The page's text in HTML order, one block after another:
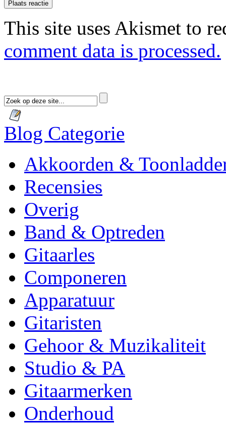
This site uses Akismet to
comment data is processed.
Blog Categorie
Akkoorden &
Recensies
Overig
Band & Optreden
Gitaarles
Componeren
Apparatuur
Gitaristen
Gehoor & Muzikaliteit
Studio & PA
Gitaarmerken
Onderhoud